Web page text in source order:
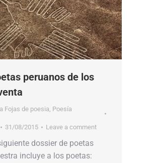
peruanos de los
Fojas de poesia Poesía
31/08/2015 Leave a comment
dossier de poetas
incluye a los poetas: